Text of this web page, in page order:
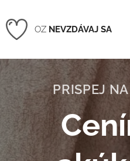
OZ NEVZDÁVAJ SA
PRISPEJ